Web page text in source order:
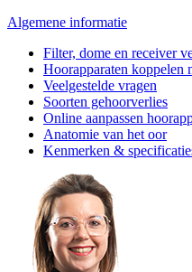
Algemene informatie
Filter, dome en receiver
Hoorapparaten koppelen
Veelgestelde vragen
Soorten gehoorverlies
Online aanpassen
Anatomie van het oor
Kenmerken &